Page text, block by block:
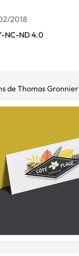
2018
NC-ND 4.0
de Thomas Gronnier